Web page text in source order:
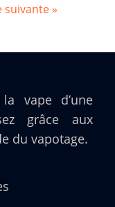
suivante »
vape d’une
grâce aux
du vapotage.